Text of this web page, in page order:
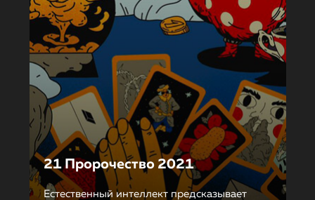
21 Пророчество 2021
Естественный интеллект предсказывает